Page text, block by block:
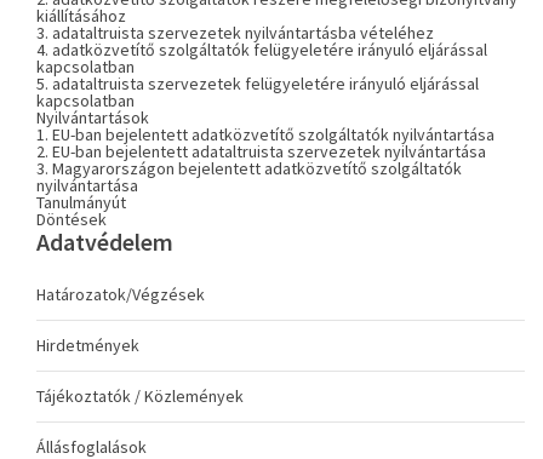
kiállításához
3. adataltruista szervezetek nyilvántartásba vételéhez
4. adatközvetítő szolgáltatók felügyeletére irányuló eljárással
kapcsolatban
5. adataltruista szervezetek felügyeletére irányuló eljárással
kapcsolatban
Nyilvántartások
1. EU-ban bejelentett adatközvetítő szolgáltatók nyilvántartása
2. EU-ban bejelentett adataltruista szervezetek nyilvántartása
3. Magyarországon bejelentett adatközvetítő szolgáltatók
nyilvántartása
Tanulmányút
Döntések
Adatvédelem
Határozatok/Végzések
Hirdetmények
Tájékoztatók / Közlemények
Állásfoglalások